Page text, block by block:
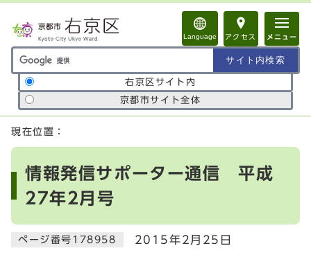
Language アクセス メニュー
サイト内検索の範囲
右京区サイト内
京都市サイト全体
ここから本文です
現在位置：
情報発信サポーター通信 平成
27年2月号
ページ番号178958 2015年2月25日